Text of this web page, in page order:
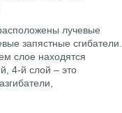
лучевые
запястные сгибатели.
слое находятся
4-й слой – это